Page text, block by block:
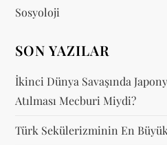
Sosyoloji
SON YAZILAR
İkinci Dünya Savaşında
Atılması Mecburi Miydi?
Türk Sekülerizminin En